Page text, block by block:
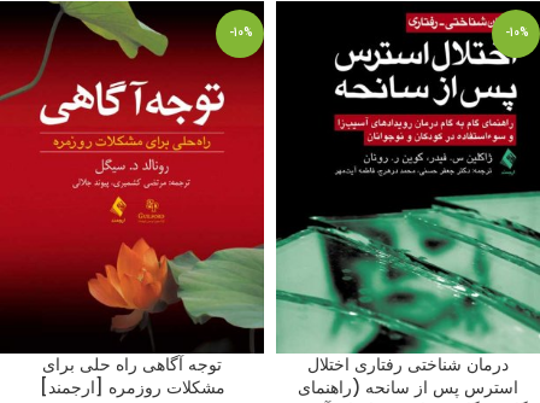
-10%
درمان شناختی رفتاری اختلال
استرس پس از سانحه (راهنمای
-10%
توجه آگاهی راه حلی برای
مشکلات روزمره [ارجمند]